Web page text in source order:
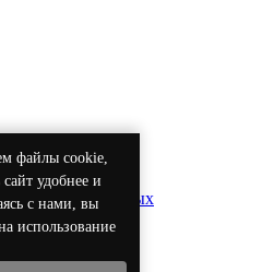
файлы cookie,
удобнее и
с нами, вы
использование
данных